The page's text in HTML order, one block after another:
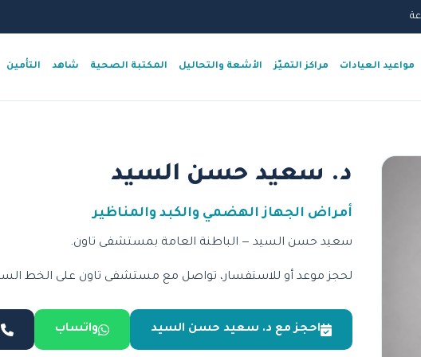
مواعيد العيادات مراكز التميّز الأشعة والتحاليل المكتبة الصحية شاهد التأمين
د. سعيد حسن السيد
أمراض الجهاز الهضمي والكبد والمناظير
سعيد حسن السيد — الباطنة العامة بمستشفى تاون.
لحجز موعد أو للاستفسار، تواصل مع مستشفى تاون على الخط الساخن 15276 أو عبر
احجز مع د. سعيد حسن السيد واتساب